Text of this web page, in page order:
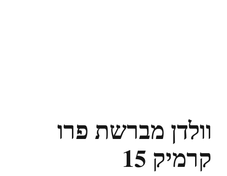
וולדן מברשת פרו
קרמיק 15